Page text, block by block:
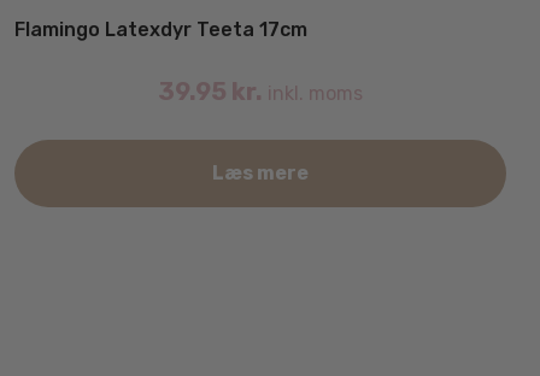
Flamingo Latexdyr Teeta 17cm
39.95 kr. inkl. moms
Læs mere